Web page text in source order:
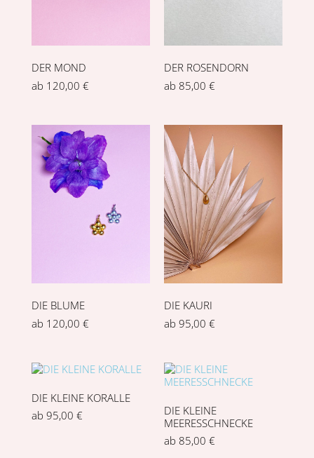
DER MOND
ab 120,00 €
DER ROSENDORN
ab 85,00 €
DIE BLUME
ab 120,00 €
DIE KAURI
ab 95,00 €
DIE KLEINE KORALLE
ab 95,00 €
DIE KLEINE
MEERESSCHNECKE
ab 85,00 €